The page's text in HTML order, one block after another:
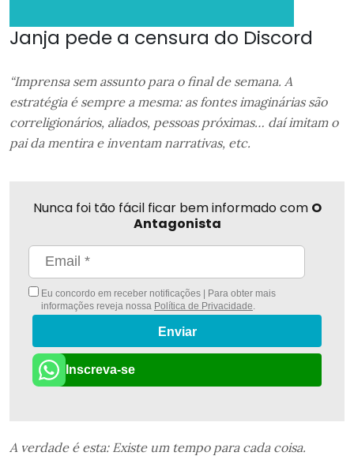
Janja pede a censura do Discord
“Imprensa sem assunto para o final de semana. A
estratégia é sempre a mesma: as fontes imaginárias são
correligionários, aliados, pessoas próximas… daí imitam o
pai da mentira e inventam narrativas, etc.
Nunca foi tão fácil ficar bem informado com O
Antagonista
Eu concordo em receber notificações | Para obter mais
informações reveja nossa Política de Privacidade
Enviar
Inscreva-se
A verdade é esta: Existe um tempo para cada coisa.